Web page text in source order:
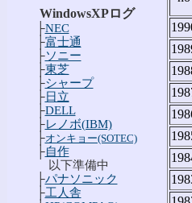
WindowsXPログ
├NEC
├富士通
├ソニー
├東芝
├シャープ
├日立
├DELL
├レノボ(IBM)
├オンキョー(SOTEC)
├自作
以下準備中
├パナソニック
├工人舎